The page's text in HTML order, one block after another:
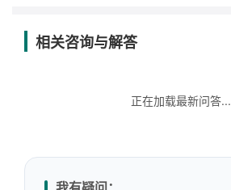
相关咨询与解答
正在加载最新问答...